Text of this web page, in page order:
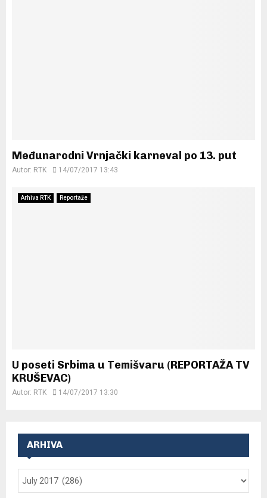
Međunarodni Vrnjački karneval po 13. put
Autor: RTK 14/07/2017 13:43
Arhiva RTK Reportaže
U poseti Srbima u Temišvaru (REPORTAŽA TV
KRUŠEVAC)
Autor: RTK 14/07/2017 13:30
ARHIVA